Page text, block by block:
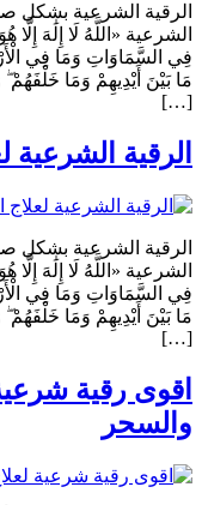
الرقية الشرعية بشكل
الشرعية «اللَّهُ لَا إِلَٰهَ
فِي السَّمَاوَاتِ وَمَا فِي
مَا بَيْنَ أَيْدِيهِمْ وَمَا
[…]
الرقية
الرقية الشرعية بشكل
الشرعية «اللَّهُ لَا إِلَٰهَ
فِي السَّمَاوَاتِ وَمَا فِي
مَا بَيْنَ أَيْدِيهِمْ وَمَا
[…]
اقوى رقية
والسحر